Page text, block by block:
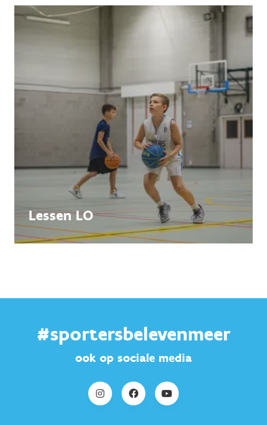
Lessen LO
#sportersbelevenmeer
ook op sociale media